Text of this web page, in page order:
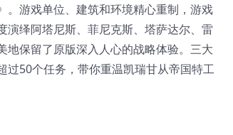
。游戏单位、建筑和环境精心重制，游戏
绎阿塔尼斯、菲尼克斯、塔萨达尔、雷
保留了原版深入人心的战略体验。三大
过50个任务，带你重温凯瑞甘从帝国特工